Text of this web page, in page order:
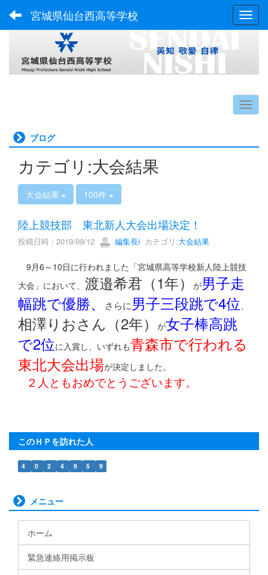
宮城県仙台西高等学校
ブログ
カテゴリ:大会結果
大会結果 100件
陸上競技部 東北新人大会出場決定！
投稿日時 : 2019/09/12 編集長i カテゴリ:大会結果
9月6～10日に行われました「宮城県高等学校新人陸上競技
大会」において、 渡邉希君（1年） が男子走
幅跳で優勝、
さらに男子三段跳で4位、
相澤りおさん（2年） が女子棒高跳
で2位に入賞し、いずれも青森市で行われる
東北大会出場が決定しました。
２人ともおめでとうございます。
このＨＰを訪れた人
4 0 2 4 9 5 9
メニュー
ホーム
緊急連絡用掲示板